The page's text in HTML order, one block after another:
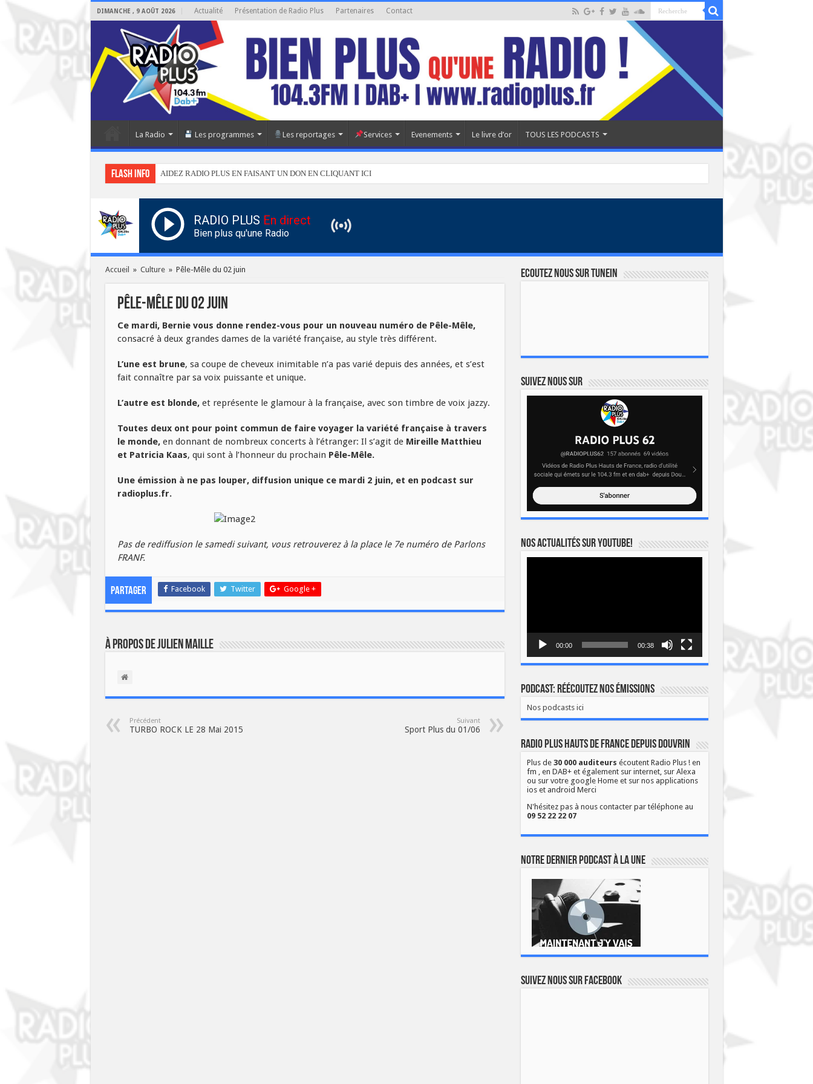
DIMANCHE , 9 AOÛT 2026 Actualité Présentation de Radio Plus Partenaires Contact
La Radio Les programmes Les reportages Services Evenements Le livre d’or TOUS LES PODCASTS
Flash info AIDEZ RADIO PLUS EN FAISANT UN DON EN CLIQUANT ICI
RADIO PLUS En direct
Bien plus qu'une Radio
Accueil » Culture » Pêle-Mêle du 02 juin
Pêle-Mêle du 02 juin
Ce mardi, Bernie vous donne rendez-vous pour un nouveau numéro de Pêle-Mêle,
consacré à deux grandes dames de la variété française, au style très différent.
L’une est brune, sa coupe de cheveux inimitable n’a pas varié depuis des années, et s’est
fait connaître par sa voix puissante et unique.
L’autre est blonde,et représente le glamour à la française, avec son timbre de voix jazzy.
Toutes deux ont pour point commun de faire voyager la variété française à travers
le monde,en donnant de nombreux concerts à l’étranger: Il s’agit de Mireille Matthieu
et Patricia Kaas, qui sont à l’honneur du prochain Pêle-Mêle.
Une émission à ne pas louper, diffusion unique ce mardi 2 juin, et en podcast sur
radioplus.fr.
Pas de rediffusion le samedi suivant, vous retrouverez à la place le 7e numéro de Parlons
FRANF.
Partager Facebook Twitter Google +
À propos de Julien Maille
Précédent
TURBO ROCK LE 28 Mai 2015
Suivant
Sport Plus du 01/06
Ecoutez nous sur TuneIn
Suivez nous sur
Nos actualités sur YOUTUBE!
00:00 00:38
Podcast: Réécoutez nos émissions
Nos podcasts ici
Radio Plus Hauts de France depuis Douvrin
Plus de 30 000 auditeurs écoutent Radio Plus ! en
fm , en DAB+ et également sur internet, sur Alexa
ou sur votre google Home et sur nos applications
ios et android Merci
N'hésitez pas à nous contacter par téléphone au
09 52 22 22 07
Notre dernier podcast à la une
Suivez nous sur Facebook